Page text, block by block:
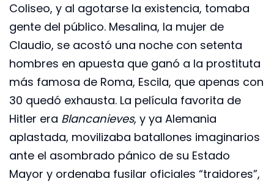
Coliseo, y al agotarse la existencia, tomaba
gente del público. Mesalina, la mujer de
Claudio, se acostó una noche con setenta
hombres en apuesta que ganó a la prostituta
más famosa de Roma, Escila, que apenas con
30 quedó exhausta. La película favorita de
Hitler era Blancanieves, y ya Alemania
aplastada, movilizaba batallones imaginarios
ante el asombrado pánico de su Estado
Mayor y ordenaba fusilar oficiales “traidores”,